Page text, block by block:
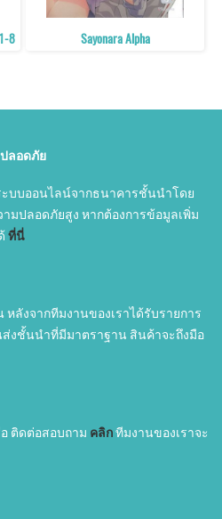
8 Sayonara Alpha
ลอดภัย
บบออนไลน์จากธนาคารชั้นนำโดย
มปลอดภัยสูง หากต้องการข้อมูลเพิ่ม
ที่นี่
ลังจากทีมงานของเราได้รับรายการ
งชั้นนำที่มีมาตราฐาน สินค้าจะถึงมือ
ติดต่อสอบถาม คลิกทีมงานของเราจะ